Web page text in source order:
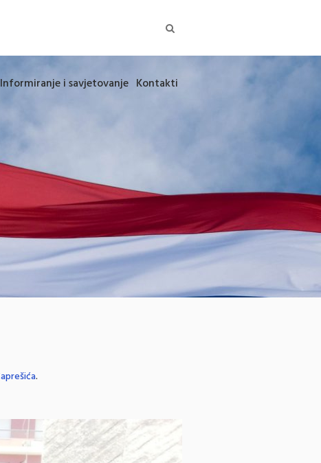
Informiranje i savjetovanje Kontakti
.